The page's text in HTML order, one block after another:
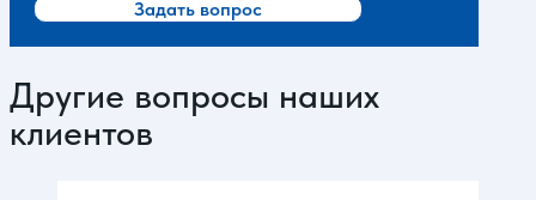
Задать вопрос
Другие вопросы наших
клиентов